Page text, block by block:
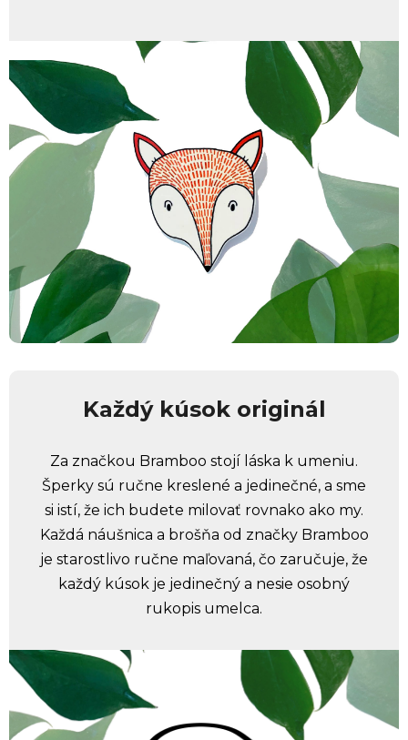
Každý kúsok originál
Za značkou Bramboo stojí láska k umeniu.
Šperky sú ručne kreslené a jedinečné, a sme
si istí, že ich budete milovať rovnako ako my.
Každá náušnica a brošňa od značky Bramboo
je starostlivo ručne maľovaná, čo zaručuje, že
každý kúsok je jedinečný a nesie osobný
rukopis umelca.